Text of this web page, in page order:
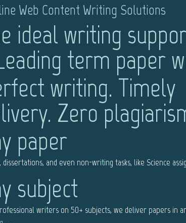
Web Content Writing Solutions
ideal writing
term paper
writing. Timely
Zero
paper
dissertations, and even non-writing tasks, like Science
subject
writers on 50+ subjects, we deliver papers in